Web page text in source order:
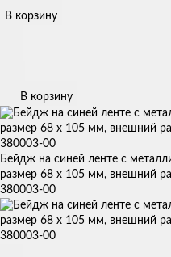
В корзину
В корзину
Бейдж на синей ленте c
размер 68 х 105 мм, внешний
380003-00